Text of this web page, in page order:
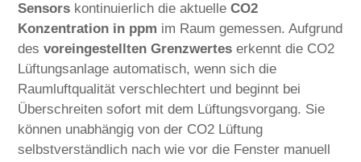
Sensors kontinuierlich die aktuelleCO2
Konzentration in ppm im Raum gemessen. Aufgrund
desvoreingestellten Grenzwertes erkennt die CO2
Lüftungsanlage automatisch, wenn sich die
Raumluftqualität verschlechtert und beginnt bei
Überschreiten sofort mit dem Lüftungsvorgang. Sie
können unabhängig von der CO2 Lüftung
selbstverständlich nach wie vor die Fenster manuell